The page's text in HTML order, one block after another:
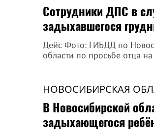
Сотрудники ДПС в
задыхавшегося
Дейс Фото: ГИБДД по
области по просьбе отца
НОВОСИБИРСКАЯ
В Новосибирской
задыхающегося